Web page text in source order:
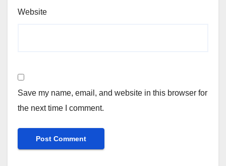
Website
Save my name, email, and website in this browser for
the next time I comment.